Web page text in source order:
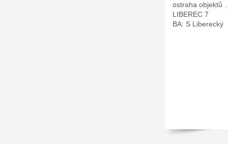
ostraha objektů
LIBEREC 7
BA: S Liberecký